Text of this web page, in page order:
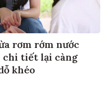
rơm rớm nước
chi tiết lại càng
khéo